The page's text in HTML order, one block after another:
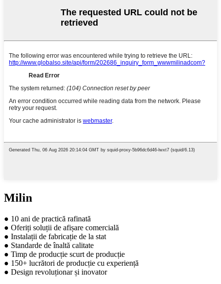
Milin
● 10 ani de practică rafinată
● Oferiți soluții de afișare comercială
● Instalații de fabricație de la stat
● Standarde de înaltă calitate
● Timp de producție scurt de producție
● 150+ lucrători de producție cu experiență
● Design revoluționar și inovator